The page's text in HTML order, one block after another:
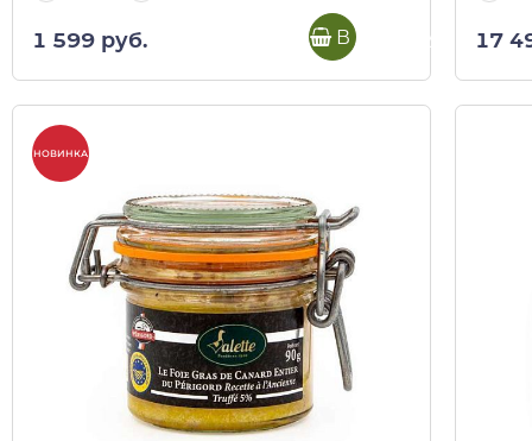
1 599 руб. В корзину 17
НОВИНКА